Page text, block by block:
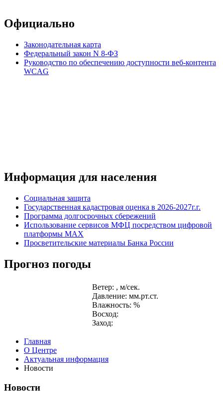
Официально
Законодательная карта
Федеральный закон N 8-ФЗ
Руководство по обеспечению доступности веб-контента
WCAG
Информация для населения
Социальная защита
Государственная кадастровая оценка в 2026-2027г.г.
Программа долгосрочных сбережений
Использование сервисов МФЦ посредством цифровой
платформы MAX
Просветительские материалы Банка России
Прогноз погоды
Ветер: , м/сек.
Давление: мм.рт.ст.
Влажность: %
Восход:
Заход:
Главная
О Центре
Актуальная информация
Новости
Новости